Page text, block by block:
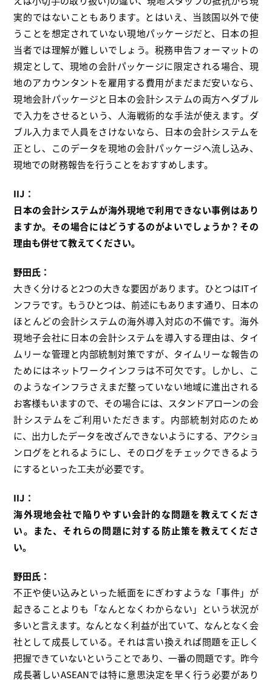
実的ではないこともあります。とはいえ、当該国以外で使
うことを想定されていない現地パッケージだと、日本の担
当者では理解が難しいでしょう。税務申告フォーマットの
規定として、現地の会計パッケージに限定される場合、現
地のアカウンタントを雇用する費用がまだまだ安いなら、
現地会計パッケージと日本の会計システムの両方へダブル
で入力をさせるという、人海戦術的な手法が使えます。ダ
ブル入力まで人員をさけないなら、日本の会計システムを
正とし、このデータを現地の会計パッケージへ流し込み、
現地での財務報告を行うことをおすすめします。
IIJ：
日本の会計システムが海外現地で利用できない事例はあり
ますか。その場合にはどうするのがよいでしょうか？その
理由も併せて教えてください。
野田氏：
大きく分けると2つの大きな要因があります。ひとつはITイ
ンフラです。もうひとつは、前述にもあります通り、日本の
ほとんどの会計システムの海外導入対応の不備です。海外
現地子会社に日本の会計システムを導入する理由は、タイ
ムリーな管理と内部統制対策ですが、タイムリーな報告の
ためにはネットワークインフラは不可欠です。しかし、こ
のようなインフラさえまだ整っていない地域に進出される
お客様もいますので、その場合には、スタンドアローンの会
計システムをご利用いただきます。内部統制対応のため
に、出力したデータを改ざんできないようにする、アクショ
ンログをとれるようにし、そのログをチェックできるよう
にするといった工夫が必要です。
IIJ：
海外現地会社で陥りやすい会計的な問題を教えてくださ
い。また、それらの問題に対する防止策を教えてくださ
い。
野田氏：
不正や使い込みといった紙面をにぎわすような「事件」が
起きることよりも「なんとなくわからない」という状況が
多いと言えます。なんとなく利益が出ていて、なんとなく会
社として成長している。それは言い換えれば問題を正しく
把握できていないということであり、一番の問題です。昨今
成長著しいASEANでは特に意思決定を早く行う必要があり